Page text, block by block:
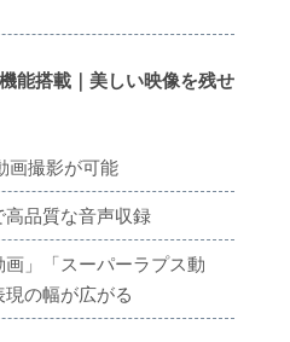
能搭載｜美しい映像を残せ
画撮影が可能
品質な音声収録
画」「スーパーラプス動
の幅が広がる